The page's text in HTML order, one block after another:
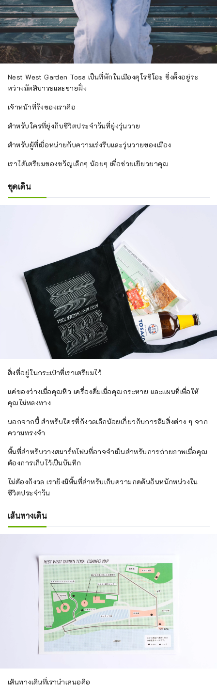
Nest West Garden Tosa เป็นที่พักในเมืองคุโรชิโอะ ซึ่งตั้งอยู่ระ
หว่างมัตสึบาระและชายฝั่ง
เจ้าหน้าที่รังของเราคือ
สำหรับใครที่ยุ่งกับชีวิตประจำวันที่ยุ่งวุ่นวาย
สำหรับผู้ที่เบื่อหน่ายกับความเร่งรีบและวุ่นวายของเมือง
เราได้เตรียมของขวัญเล็กๆ น้อยๆ เพื่อช่วยเยียวยาคุณ
ชุดเดิน
สิ่งที่อยู่ในกระเป๋าที่เราเตรียมไว้
แค่ของว่างเมื่อคุณหิว เครื่องดื่มเมื่อคุณกระหาย และแผนที่เพื่อให้
คุณไม่หลงทาง
นอกจากนี้ สำหรับใครที่กังวลเล็กน้อยเกี่ยวกับการลืมสิ่งต่าง ๆ จาก
ความทรงจำ
พื้นที่สำหรับวางสมาร์ทโฟนที่อาจจำเป็นสำหรับการถ่ายภาพเมื่อคุณ
ต้องการเก็บไว้เป็นบันทึก
ไม่ต้องกังวล เรายังมีพื้นที่สำหรับเก็บความกดดันอันหนักหน่วงใน
ชีวิตประจำวัน
เส้นทางเดิน
เส้นทางเดินที่เรานำเสนอคือ